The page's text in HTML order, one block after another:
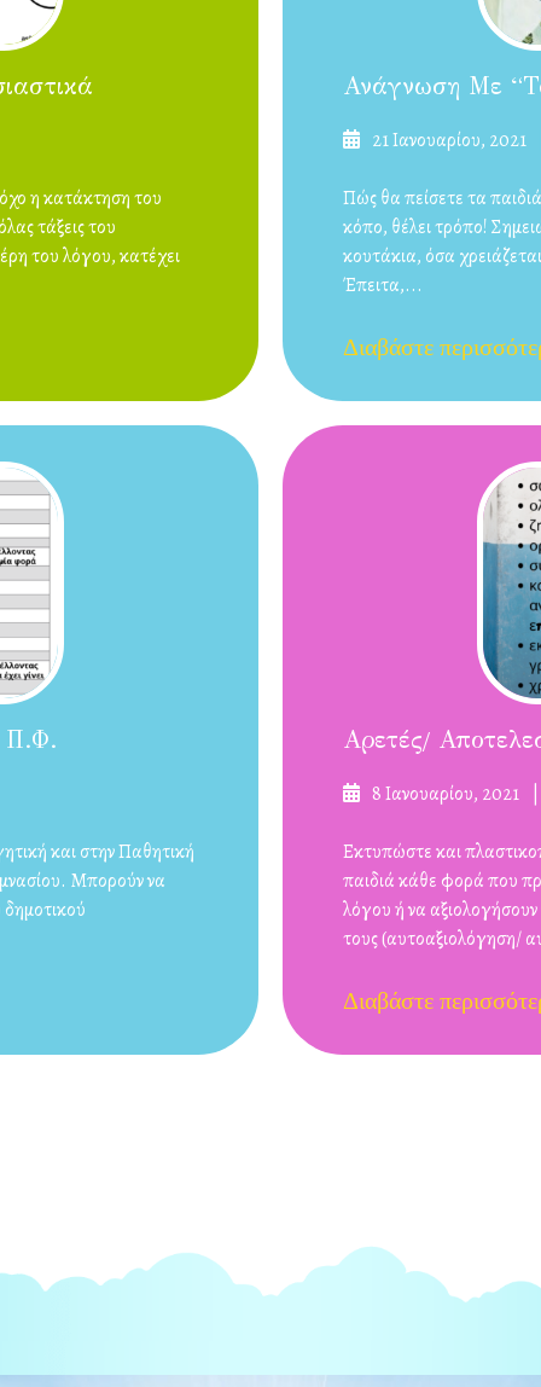
η κατάκτηση του
τάξεις του
του λόγου, κατέχει
Ανάγνωση Με
Δημοσιεύτηκε
21 Ιανουαρίου, 2021
Πώς θα πείσετε τα
κόπο, θέλει τρόπο!
κουτάκια, όσα
Έπειτα,...
Διαβάστε
Π.Φ.
και στην Παθητική
Μπορούν να
δημοτικού
Αρετές/
Δημοσιεύτηκε
8 Ιανουαρίου, 2021
Εκτυπώστε και
παιδιά κάθε φορά που
λόγου ή να
τους (αυτοαξιολόγηση/
Διαβάστε